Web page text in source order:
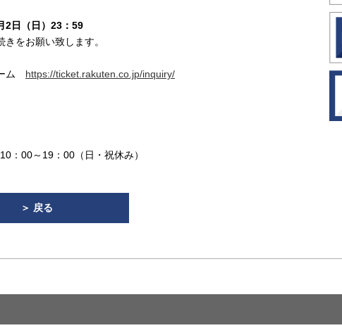
2日（日）23：59
をお願い致します。
ム https://ticket.rakuten.co.jp/inquiry/
：00～19：00（日・祝休み）
＞ 戻る